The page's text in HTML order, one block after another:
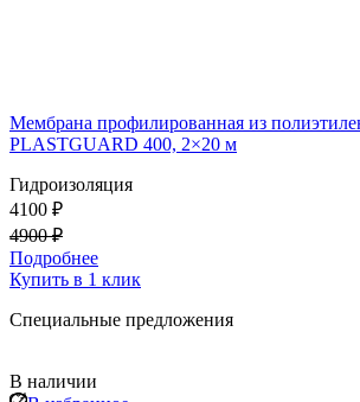
Мембрана профилированная из
PLASTGUARD 400, 2×20 м
Гидроизоляция
4100 ₽
4900 ₽
Подробнее
Купить в 1 клик
Специальные предложения
В наличии